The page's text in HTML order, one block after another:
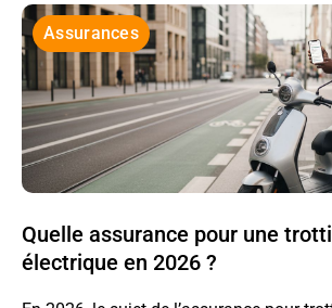
Assurances
Quelle assurance pour une
électrique en 2026 ?